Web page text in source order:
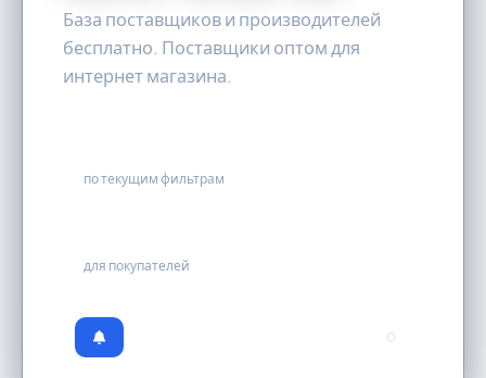
База поставщиков и производителей
бесплатно. Поставщики оптом для
интернет магазина.
по текущим фильтрам
для покупателей
0